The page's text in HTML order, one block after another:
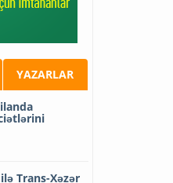
YAZARLAR
Trans-Xəzər